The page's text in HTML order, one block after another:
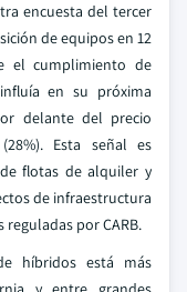
encuesta del tercer
de equipos en 12
el cumplimiento de
en su próxima
delante del precio
Esta señal es
flotas de alquiler y
de infraestructura
por CARB.
híbridos está más